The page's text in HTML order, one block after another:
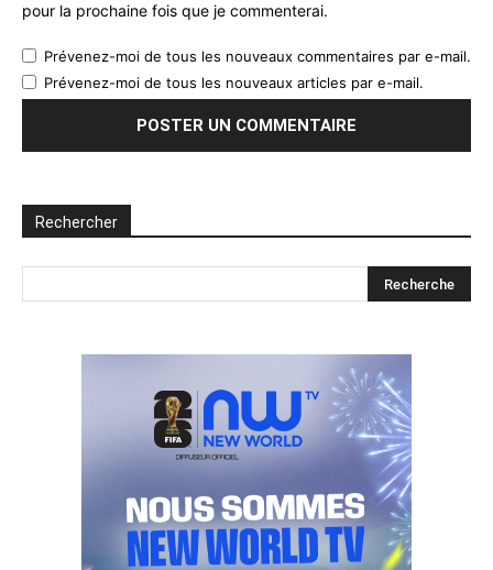
pour la prochaine fois que je commenterai.
Prévenez-moi de tous les nouveaux commentaires par e-mail.
Prévenez-moi de tous les nouveaux articles par e-mail.
Rechercher